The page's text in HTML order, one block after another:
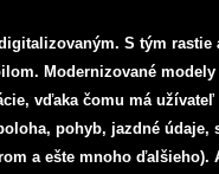
S tým
. Modernizované
vďaka čomu má
pohyb, jazdné
a ešte mnoho